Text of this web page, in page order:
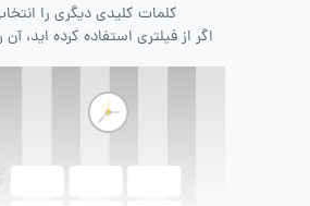
کلمات کلیدی دیگری را
اگر از فیلتری استفاده کرده اید،